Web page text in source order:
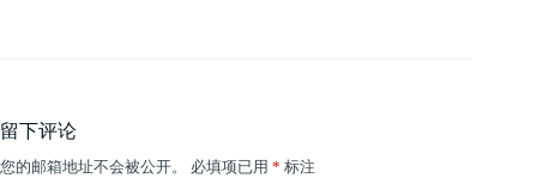
留下评论
您的邮箱地址不会被公开。 必填项已用 * 标注